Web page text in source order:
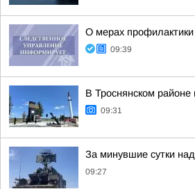
О мерах
09:39
В Троснянском
09:31
За минувшие сутки
09:27